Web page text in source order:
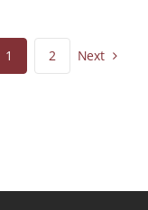
1 2 Next